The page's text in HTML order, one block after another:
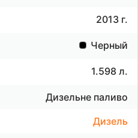
2013 г.
Черный
1.598 л.
Дизельне паливо
Дизель